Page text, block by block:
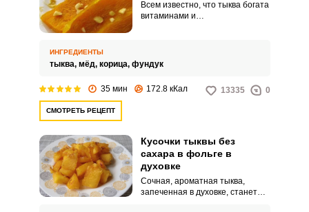
Всем известно, что тыква богата
витаминами и
только овощное рагу и супы, но
полезные и вкусные десерты.
ИНГРЕДИЕНТЫ
тыква, мёд, корица, фундук
35 мин 172.8 кКал 13335 0
СМОТРЕТЬ РЕЦЕПТ
Кусочки тыквы без
сахара в фольге в
духовке
Сочная, ароматная тыква,
запеченная в духовке, станет